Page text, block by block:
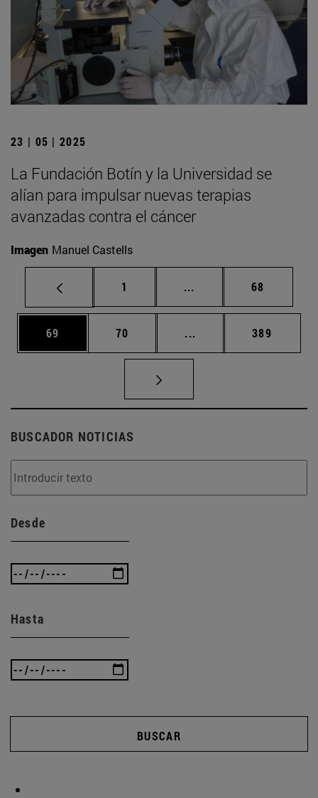
23 | 05 | 2025
La Fundación Botín y la Universidad se
alían para impulsar nuevas terapias
avanzadas contra el cáncer
Imagen Manuel Castells
Página
1 ... Páginas intermedias
Página
68
Página
69 Página
70 ... Páginas intermedias
Página
389
BUSCADOR NOTICIAS
Desde
Hasta
BUSCAR